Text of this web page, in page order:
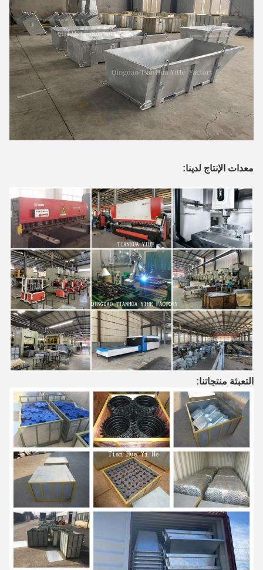
معدات الإنتاج لدينا:
التعبئة منتجاتنا: